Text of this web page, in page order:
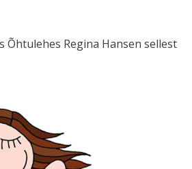
Õhtulehes Regina Hansen sellest